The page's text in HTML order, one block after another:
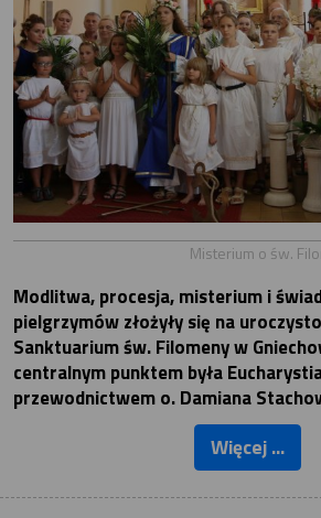
Misterium o św.
Modlitwa, procesja, misterium i
pielgrzymów złożyły się na
Sanktuarium św. Filomeny w
centralnym punktem była
przewodnictwem o. Damiana
Więcej ...